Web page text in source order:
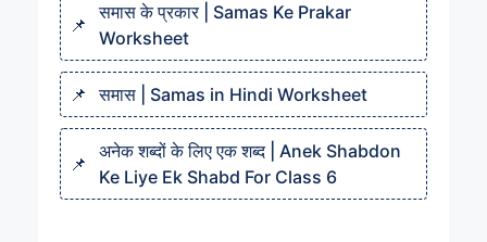
समास के प्रकार | Samas Ke Prakar
Worksheet
समास | Samas in Hindi Worksheet
अनेक शब्दों के लिए एक शब्द | Anek Shabdon
Ke Liye Ek Shabd For Class 6